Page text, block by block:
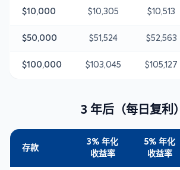
$10,000 $10,305 $10,513
$50,000 $51,524 $52,563
$100,000 $103,045 $105,127
3 年后（每日复利）
存款
3% 年化
收益率
5% 年化
收益率